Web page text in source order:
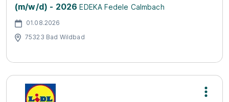
(m/w/d) - 2026 EDEKA Fedele Calmbach
01.08.2026
75323 Bad Wildbad